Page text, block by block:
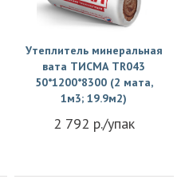
Утеплитель минеральная
вата ТИСМА TR043
50*1200*8300 (2 мата,
1м3; 19.9м2)
2 792 р./упак